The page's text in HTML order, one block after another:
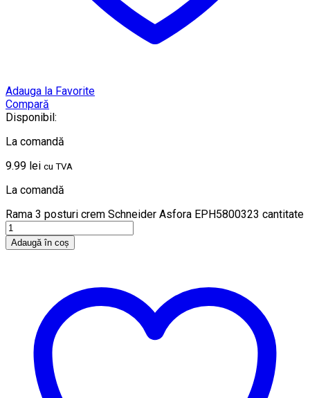
Adauga la Favorite
Compară
Disponibil:
La comandă
9.99 lei cu TVA
La comandă
Rama 3 posturi crem Schneider Asfora EPH5800323 cantitate
Adaugă în coș